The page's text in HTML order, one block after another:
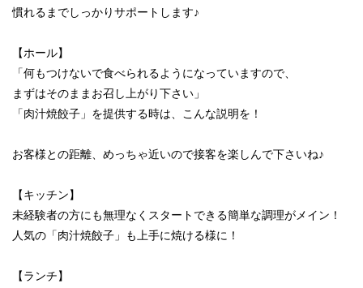
慣れるまでしっかりサポートします♪
【ホール】
「何もつけないで食べられるようになっていますので、
まずはそのままお召し上がり下さい」
「肉汁焼餃子」を提供する時は、こんな説明を！
お客様との距離、めっちゃ近いので接客を楽しんで下さいね♪
【キッチン】
未経験者の方にも無理なくスタートできる簡単な調理がメイン！
人気の「肉汁焼餃子」も上手に焼ける様に！
【ランチ】